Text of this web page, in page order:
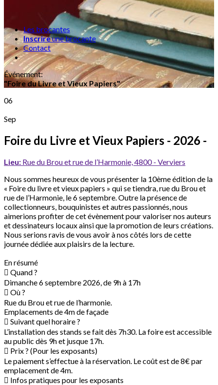
Les brocantes
Inscrireune brocante
Contact
Événement:
"Foire du Livre et Vieux Papiers"
06
Sep
Foire du Livre et Vieux Papiers - 2026 -
Lieu: Rue du Brou et rue de l’Harmonie, 4800 - Verviers
Nous sommes heureux de vous présenter la 10ème édition de la
« Foire du livre et vieux papiers » qui se tiendra, rue du Brou et
rue de l’Harmonie, le 6 septembre. Outre la présence de
collectionneurs, bouquinistes et autres passionnés, nous
aimerions profiter de cet évènement pour valoriser nos auteurs
et dessinateurs locaux ainsi que la promotion de leurs créations.
Nous serions ravis de vous avoir à nos côtés lors de cette
journée dédiée aux plaisirs de la lecture.
En résumé
 Quand ?
Dimanche 6 septembre 2026, de 9h à 17h
 Où ?
Rue du Brou et rue de l’harmonie.
Emplacements de 4m de façade
 Suivant quel horaire ?
L’installation des stands se fait dès 7h30. La foire est accessible
au public dès 9h et jusque 17h.
 Prix ? (Pour les exposants)
Le paiement s’effectue à la réservation. Le coût est de 8€ par
emplacement de 4m.
 Infos pratiques pour les exposants